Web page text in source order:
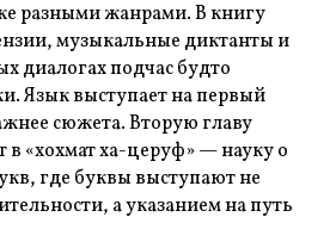
разными жанрами. В книгу
музыкальные диктанты и
диалогах подчас будто
Язык выступает на первый
сюжета. Вторую главу
«хохмат ха-церуф» — науку о
где буквы выступают не
а указанием на путь